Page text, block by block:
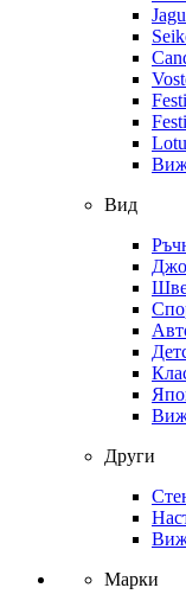
Виж
Вид
Други
Марки